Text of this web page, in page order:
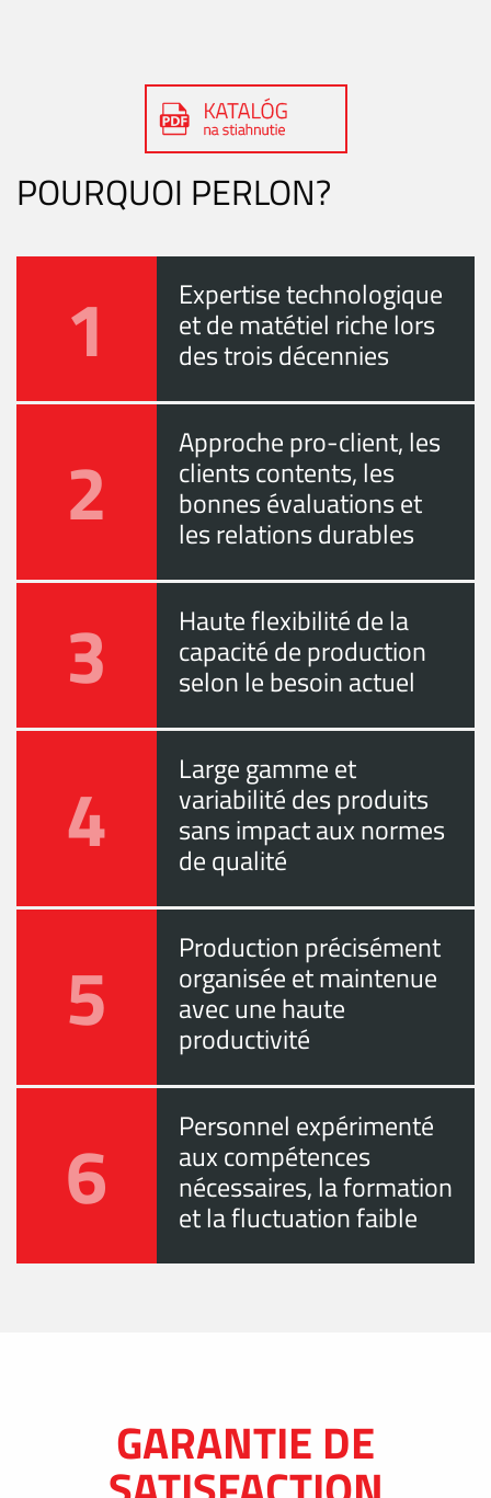
POURQUOI PERLON?
1 Expertise technologique
et de matétiel riche lors
des trois décennies
2 Approche pro-client, les
clients contents, les
bonnes évaluations et
les relations durables
3 Haute flexibilité de la
capacité de production
selon le besoin actuel
4 Large gamme et
variabilité des produits
sans impact aux normes
de qualité
5 Production précisément
organisée et maintenue
avec une haute
productivité
6 Personnel expérimenté
aux compétences
nécessaires, la formation
et la fluctuation faible
GARANTIE DE